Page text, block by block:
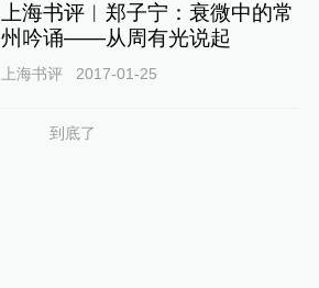
上海书评︱郑子宁：衰微中的常
州吟诵——从周有光说起
上海书评 2017-01-25
到底了